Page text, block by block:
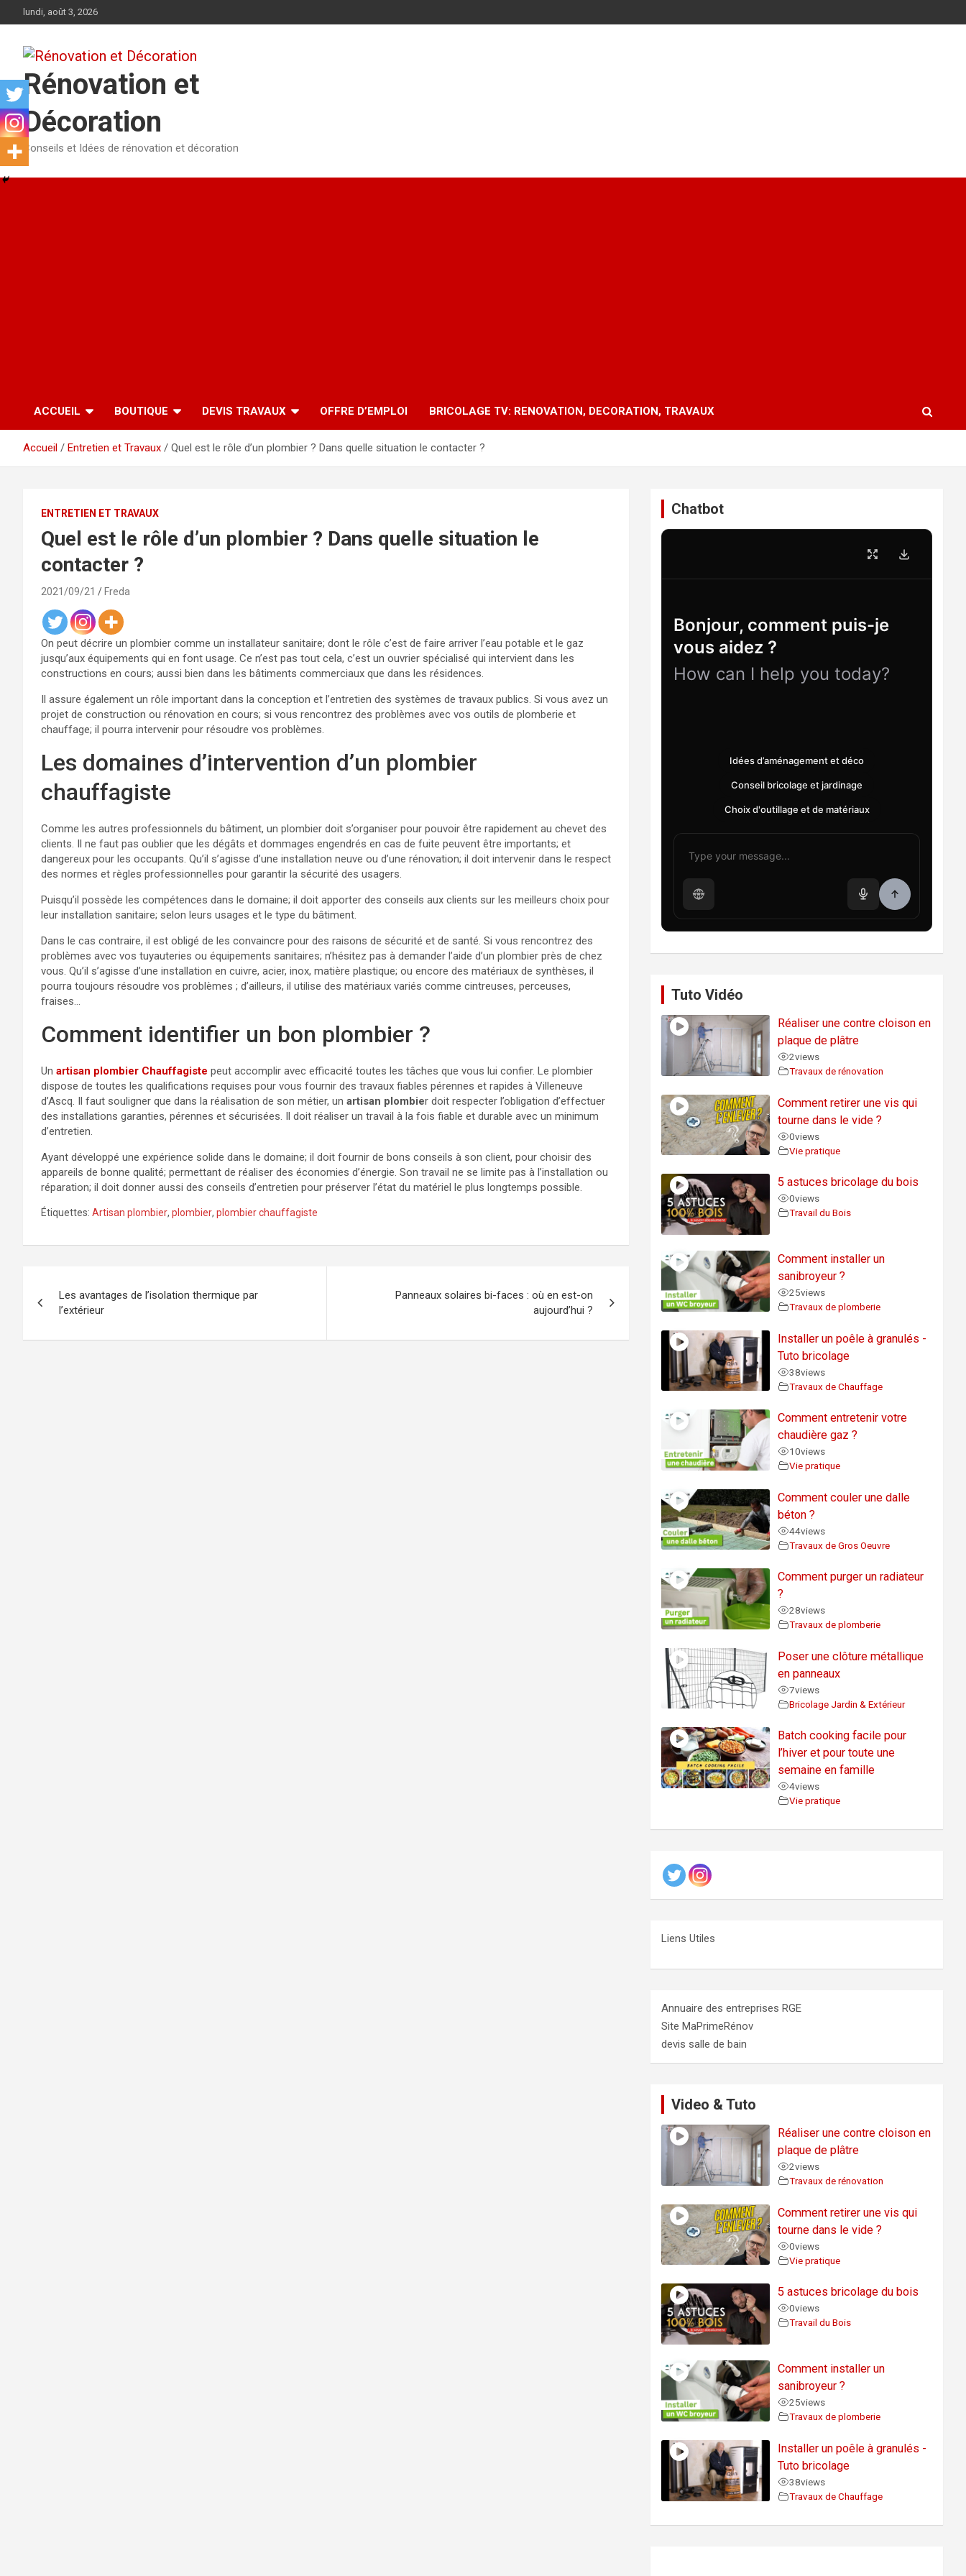
au
lundi, août 3, 2026
Rénovation et
Décoration
Conseils et Idées de rénovation et décoration
ACCUEIL BOUTIQUE DEVIS TRAVAUX OFFRE D’EMPLOI BRICOLAGE TV: RENOVATION, DECORATION, TRAVAUX
Accueil Entretien et Travaux Quel est le rôle d’un plombier ? Dans quelle situation le contacter ?
ENTRETIEN ET TRAVAUX
Quel est le rôle d’un plombier ? Dans quelle situation le
contacter ?
2021/09/21 Freda
On peut décrire un plombier comme un installateur sanitaire; dont le rôle c’est de faire arriver l’eau potable et le gaz
jusqu’aux équipements qui en font usage. Ce n’est pas tout cela, c’est un ouvrier spécialisé qui intervient dans les
constructions en cours; aussi bien dans les bâtiments commerciaux que dans les résidences.
Il assure également un rôle important dans la conception et l’entretien des systèmes de travaux publics. Si vous avez un
projet de construction ou rénovation en cours; si vous rencontrez des problèmes avec vos outils de plomberie et
chauffage; il pourra intervenir pour résoudre vos problèmes.
Les domaines d’intervention d’un plombier
chauffagiste
Comme les autres professionnels du bâtiment, un plombier doit s’organiser pour pouvoir être rapidement au chevet des
clients. Il ne faut pas oublier que les dégâts et dommages engendrés en cas de fuite peuvent être importants; et
dangereux pour les occupants. Qu’il s’agisse d’une installation neuve ou d’une rénovation; il doit intervenir dans le respect
des normes et règles professionnelles pour garantir la sécurité des usagers.
Puisqu’il possède les compétences dans le domaine; il doit apporter des conseils aux clients sur les meilleurs choix pour
leur installation sanitaire; selon leurs usages et le type du bâtiment.
Dans le cas contraire, il est obligé de les convaincre pour des raisons de sécurité et de santé. Si vous rencontrez des
problèmes avec vos tuyauteries ou équipements sanitaires; n’hésitez pas à demander l’aide d’un plombier près de chez
vous. Qu’il s’agisse d’une installation en cuivre, acier, inox, matière plastique; ou encore des matériaux de synthèses, il
pourra toujours résoudre vos problèmes ; d’ailleurs, il utilise des matériaux variés comme cintreuses, perceuses,
fraises…
Comment identifier un bon plombier ?
Un artisan plombier Chauffagiste peut accomplir avec efficacité toutes les tâches que vous lui confier. Le plombier
dispose de toutes les qualifications requises pour vous fournir des travaux fiables pérennes et rapides à Villeneuve
d’Ascq. Il faut souligner que dans la réalisation de son métier, un artisan plombier doit respecter l’obligation d’effectuer
des installations garanties, pérennes et sécurisées. Il doit réaliser un travail à la fois fiable et durable avec un minimum
d’entretien.
Ayant développé une expérience solide dans le domaine; il doit fournir de bons conseils à son client, pour choisir des
appareils de bonne qualité; permettant de réaliser des économies d’énergie. Son travail ne se limite pas à l’installation ou
réparation; il doit donner aussi des conseils d’entretien pour préserver l’état du matériel le plus longtemps possible.
Étiquettes: Artisan plombier, plombier, plombier chauffagiste
de
l’article
Les avantages de l’isolation thermique par
l’extérieur
Panneaux solaires bi-faces : où en est-on
aujourd’hui ?
Chatbot
Bonjour, comment puis-je
vous aidez ?
How can I help you today?
Idées d’aménagement et déco
Conseil bricolage et jardinage
Choix d'outillage et de matériaux
Tuto Vidéo
Réaliser une contre cloison en
plaque de plâtre
2views
Travaux de rénovation
Comment retirer une vis qui
tourne dans le vide ?
0views
Vie pratique
5 astuces bricolage du bois
0views
Travail du Bois
Comment installer un
sanibroyeur ?
25views
Travaux de plomberie
Installer un poêle à granulés -
Tuto bricolage
38views
Travaux de Chauffage
Comment entretenir votre
chaudière gaz ?
10views
Vie pratique
Comment couler une dalle
béton ?
44views
Travaux de Gros Oeuvre
Comment purger un radiateur
?
28views
Travaux de plomberie
Poser une clôture métallique
en panneaux
7views
Bricolage Jardin & Extérieur
Batch cooking facile pour
l’hiver et pour toute une
semaine en famille
4views
Vie pratique
Liens Utiles
Annuaire des entreprises RGE
Site MaPrimeRénov
devis salle de bain
Video & Tuto
Réaliser une contre cloison en
plaque de plâtre
2views
Travaux de rénovation
Comment retirer une vis qui
tourne dans le vide ?
0views
Vie pratique
5 astuces bricolage du bois
0views
Travail du Bois
Comment installer un
sanibroyeur ?
25views
Travaux de plomberie
Installer un poêle à granulés -
Tuto bricolage
38views
Travaux de Chauffage